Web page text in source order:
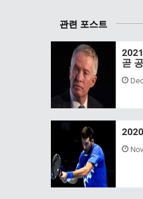
관련 포스트
곧